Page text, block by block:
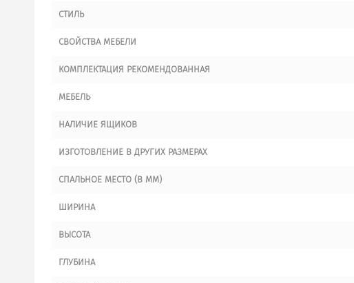
СТИЛЬ
СВОЙСТВА МЕБЕЛИ
КОМПЛЕКТАЦИЯ РЕКОМЕНДОВАННАЯ
МЕБЕЛЬ
НАЛИЧИЕ ЯЩИКОВ
ИЗГОТОВЛЕНИЕ В ДРУГИХ РАЗМЕРАХ
СПАЛЬНОЕ МЕСТО (В ММ)
ШИРИНА
ВЫСОТА
ГЛУБИНА